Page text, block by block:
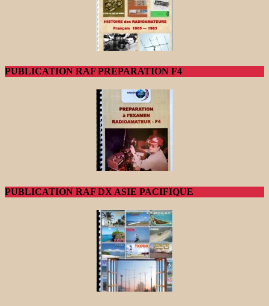
PUBLICATION RAF PREPARATION F4
PUBLICATION RAF DX ASIE PACIFIQUE